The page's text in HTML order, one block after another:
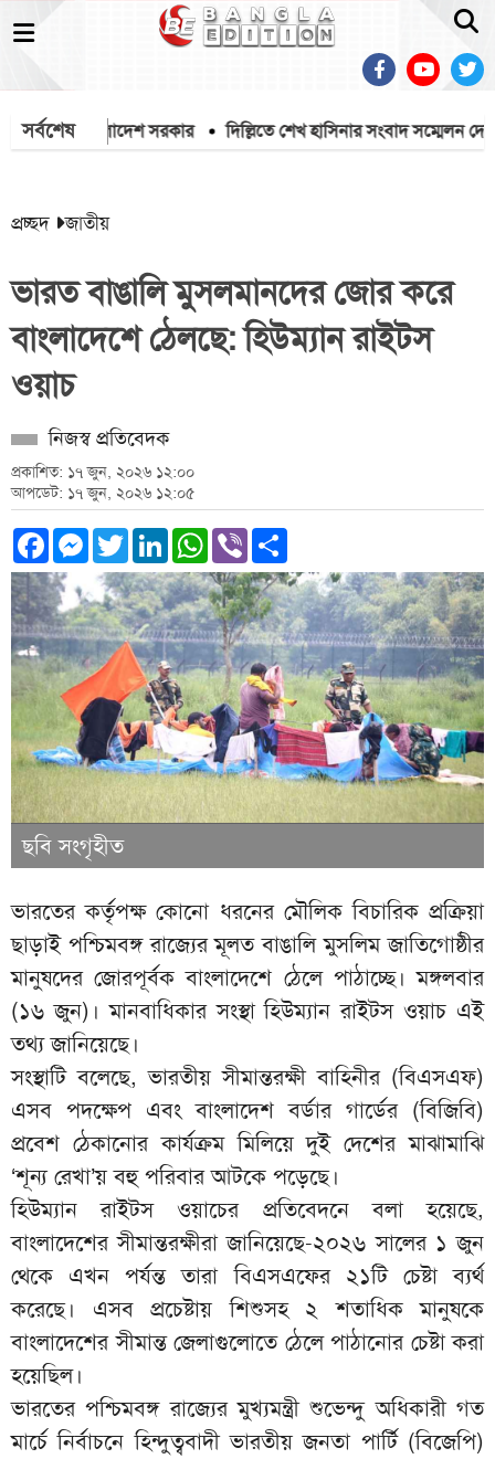
সর্বশেষ
বাংলাদেশ সরকার দিল্লিতে শেখ হাসিনার সংবাদ সম্মেলন দেশের
প্রচ্ছদ জাতীয়
ভারত বাঙালি মুসলমানদের জোর করে
বাংলাদেশে ঠেলছে: হিউম্যান রাইটস
ওয়াচ
নিজস্ব প্রতিবেদক
প্রকাশিত: ১৭ জুন, ২০২৬ ১২:০০
আপডেট: ১৭ জুন, ২০২৬ ১২:০৫
Facebook
Messenger
TwitterLinkedInWhatsApp
Viber
ছবি সংগৃহীত
ভারতের কর্তৃপক্ষ কোনো ধরনের মৌলিক বিচারিক প্রক্রিয়া
ছাড়াই পশ্চিমবঙ্গ রাজ্যের মূলত বাঙালি মুসলিম জাতিগোষ্ঠীর
মানুষদের জোরপূর্বক বাংলাদেশে ঠেলে পাঠাচ্ছে। মঙ্গলবার
(১৬ জুন)। মানবাধিকার সংস্থা হিউম্যান রাইটস ওয়াচ এই
তথ্য জানিয়েছে।
সংস্থাটি বলেছে, ভারতীয় সীমান্তরক্ষী বাহিনীর (বিএসএফ)
এসব পদক্ষেপ এবং বাংলাদেশ বর্ডার গার্ডের (বিজিবি)
প্রবেশ ঠেকানোর কার্যক্রম মিলিয়ে দুই দেশের মাঝামাঝি
‘শূন্য রেখা’য় বহু পরিবার আটকে পড়েছে।
হিউম্যান রাইটস ওয়াচের প্রতিবেদনে বলা হয়েছে,
বাংলাদেশের সীমান্তরক্ষীরা জানিয়েছে-২০২৬ সালের ১ জুন
থেকে এখন পর্যন্ত তারা বিএসএফের ২১টি চেষ্টা ব্যর্থ
করেছে। এসব প্রচেষ্টায় শিশুসহ ২ শতাধিক মানুষকে
বাংলাদেশের সীমান্ত জেলাগুলোতে ঠেলে পাঠানোর চেষ্টা করা
হয়েছিল।
ভারতের পশ্চিমবঙ্গ রাজ্যের মুখ্যমন্ত্রী শুভেন্দু অধিকারী গত
মার্চে নির্বাচনে হিন্দুত্ববাদী ভারতীয় জনতা পার্টি (বিজেপি)